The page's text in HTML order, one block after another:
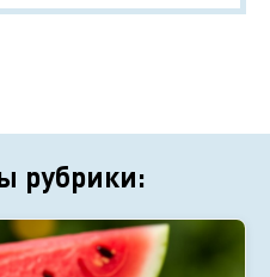
рубрики: